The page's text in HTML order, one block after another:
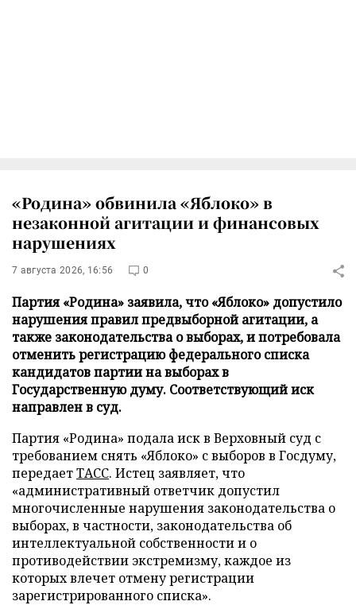
«Родина» обвинила «Яблоко» в
незаконной агитации и финансовых
нарушениях
7 августа 2026, 16:56 0
Партия «Родина» заявила, что «Яблоко» допустило
нарушения правил предвыборной агитации, а
также законодательства о выборах, и потребовала
отменить регистрацию федерального списка
кандидатов партии на выборах в
Государственную думу. Соответствующий иск
направлен в суд.
Партия «Родина» подала иск в Верховный суд с
требованием снять «Яблоко» с выборов в Госдуму,
передаетТАСС. Истец заявляет, что
«административный ответчик допустил
многочисленные нарушения законодательства о
выборах, в частности, законодательства об
интеллектуальной собственности и о
противодействии экстремизму, каждое из
которых влечет отмену регистрации
зарегистрированного списка».